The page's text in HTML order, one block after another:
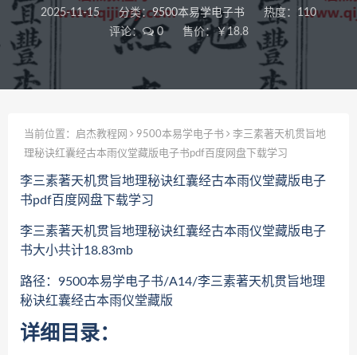
2025-11-15 分类：9500本易学电子书
热度：110
评论：
0 售价：￥18.8
当前位置： 启杰教程网 9500本易学电子书
李三素著天机贯旨地
理秘诀红囊经古本雨仪堂藏版电子书pdf百度网盘下载学习
李三素著天机贯旨地理秘诀红囊经古本雨仪堂藏版电子
书pdf百度网盘下载学习
李三素著天机贯旨地理秘诀红囊经古本雨仪堂藏版电子
书大小共计18.83mb
路径：9500本易学电子书/A14/李三素著天机贯旨地理
秘诀红囊经古本雨仪堂藏版
详细目录：